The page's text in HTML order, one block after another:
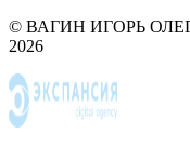
© ВАГИН ИГОРЬ
2026